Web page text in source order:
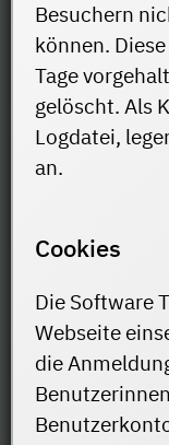
Besuchern
können.
Tage
gelöscht. Als
Logdatei,
an.
Cookies
Die Software
Webseite
die